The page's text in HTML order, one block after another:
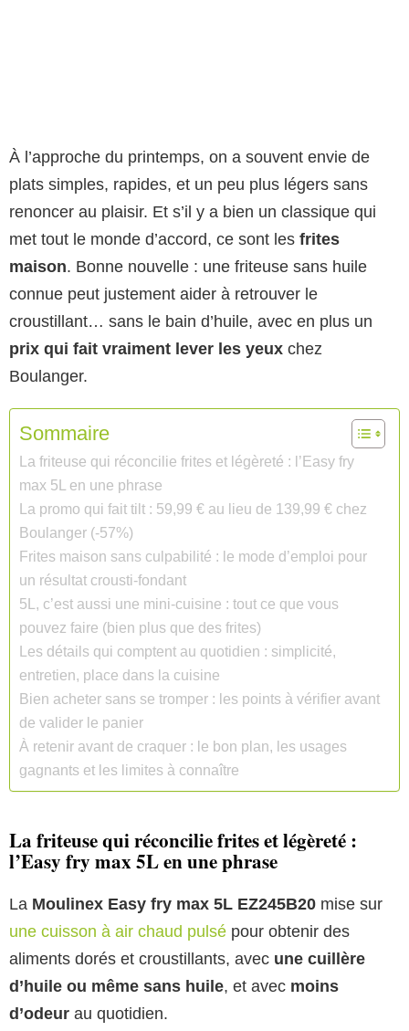
À l’approche du printemps, on a souvent envie de
plats simples, rapides, et un peu plus légers sans
renoncer au plaisir. Et s’il y a bien un classique qui
met tout le monde d’accord, ce sont les frites
maison. Bonne nouvelle : une friteuse sans huile
connue peut justement aider à retrouver le
croustillant… sans le bain d’huile, avec en plus un
prix qui fait vraiment lever les yeux chez
Boulanger.
Sommaire
La friteuse qui réconcilie frites et légèreté : l’Easy fry
max 5L en une phrase
La promo qui fait tilt : 59,99 € au lieu de 139,99 € chez
Boulanger (-57%)
Frites maison sans culpabilité : le mode d’emploi pour
un résultat crousti-fondant
5L, c’est aussi une mini-cuisine : tout ce que vous
pouvez faire (bien plus que des frites)
Les détails qui comptent au quotidien : simplicité,
entretien, place dans la cuisine
Bien acheter sans se tromper : les points à vérifier avant
de valider le panier
À retenir avant de craquer : le bon plan, les usages
gagnants et les limites à connaître
La friteuse qui réconcilie frites et légèreté :
l’Easy fry max 5L en une phrase
La Moulinex Easy fry max 5L EZ245B20 mise sur
une cuisson à air chaud pulsé pour obtenir des
aliments dorés et croustillants, avec une cuillère
d’huile ou même sans huile, et avec moins
d’odeur au quotidien.